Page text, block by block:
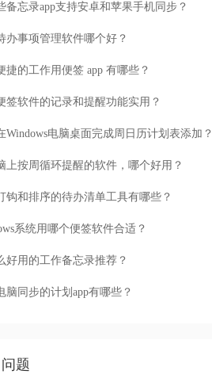
备忘录app支持安卓和苹果手机同步？
办事项管理软件哪个好？
捷的工作用便签 app 有哪些？
签软件的记录和提醒功能实用？
Windows电脑桌面完成周日历计划表添加？
上按周循环提醒的软件，哪个好用？
钩和排序的待办清单工具有哪些？
系统用哪个便签软件合适？
好用的工作备忘录推荐？
脑同步的计划app有哪些？
题